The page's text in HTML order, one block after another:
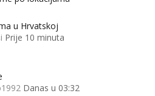
u Hrvatskoj
Prije 10 minuta
Danas u 03:32